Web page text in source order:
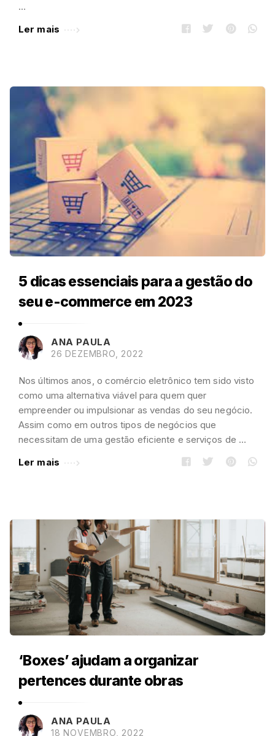
…
Ler mais
5 dicas essenciais para a gestão do
seu e-commerce em 2023
ANA PAULA
26 DEZEMBRO, 2022
Nos últimos anos, o comércio eletrônico tem sido visto
como uma alternativa viável para quem quer
empreender ou impulsionar as vendas do seu negócio.
Assim como em outros tipos de negócios que
necessitam de uma gestão eficiente e serviços de …
Ler mais
‘Boxes’ ajudam a organizar
pertences durante obras
ANA PAULA
18 NOVEMBRO, 2022